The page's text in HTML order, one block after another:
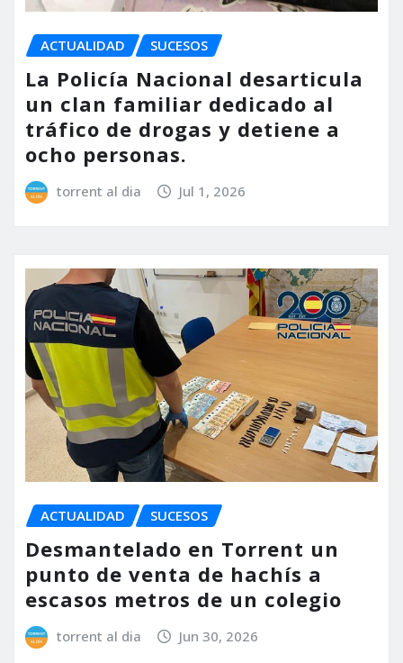
ACTUALIDAD SUCESOS
La Policía Nacional desarticula
un clan familiar dedicado al
tráfico de drogas y detiene a
ocho personas.
torrent al dia Jul 1, 2026
ACTUALIDAD SUCESOS
Desmantelado en Torrent un
punto de venta de hachís a
escasos metros de un colegio
torrent al dia Jun 30, 2026